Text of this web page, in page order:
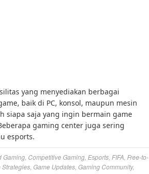
yang menyediakan berbagai
baik di PC, konsol, maupun mesin
siapa saja yang ingin bermain game
gaming center juga sering
esports.
Gaming Competitive Gaming Esports FIFA Free-to-
Strategies Game Updates Gaming Community,